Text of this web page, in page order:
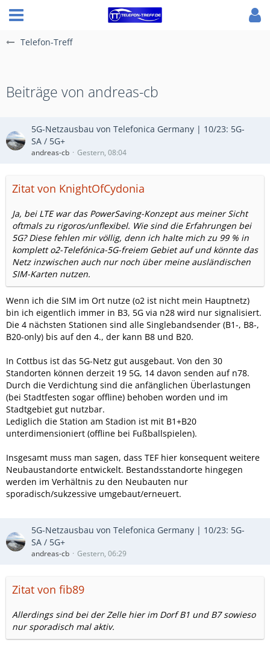
Telefon-Treff
Beiträge von andreas-cb
5G-Netzausbau von Telefonica Germany | 10/23: 5G-
SA / 5G+
andreas-cb Gestern, 08:04
Zitat von KnightOfCydonia
Ja, bei LTE war das PowerSaving-Konzept aus meiner Sicht
oftmals zu rigoros/unflexibel. Wie sind die Erfahrungen bei
5G? Diese fehlen mir völlig, denn ich halte mich zu 99 % in
komplett o2-Telefónica-5G-freiem Gebiet auf und könnte das
Netz inzwischen auch nur noch über meine ausländischen
SIM-Karten nutzen.
Wenn ich die SIM im Ort nutze (o2 ist nicht mein Hauptnetz)
bin ich eigentlich immer in B3, 5G via n28 wird nur signalisiert.
Die 4 nächsten Stationen sind alle Singlebandsender (B1-, B8-,
B20-only) bis auf den 4., der kann B8 und B20.
In Cottbus ist das 5G-Netz gut ausgebaut. Von den 30
Standorten können derzeit 19 5G, 14 davon senden auf n78.
Durch die Verdichtung sind die anfänglichen Überlastungen
(bei Stadtfesten sogar offline) behoben worden und im
Stadtgebiet gut nutzbar.
Lediglich die Station am Stadion ist mit B1+B20
unterdimensioniert (offline bei Fußballspielen).
Insgesamt muss man sagen, dass TEF hier konsequent weitere
Neubaustandorte entwickelt. Bestandsstandorte hingegen
werden im Verhältnis zu den Neubauten nur
sporadisch/sukzessive umgebaut/erneuert.
5G-Netzausbau von Telefonica Germany | 10/23: 5G-
SA / 5G+
andreas-cb Gestern, 06:29
Zitat von fib89
Allerdings sind bei der Zelle hier im Dorf B1 und B7 sowieso
nur sporadisch mal aktiv.